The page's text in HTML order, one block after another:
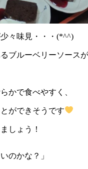
々味見・・・(*^^)
ブルーベリーソース
かで食べやすく、
ができそうです
しょう！
のかな？」